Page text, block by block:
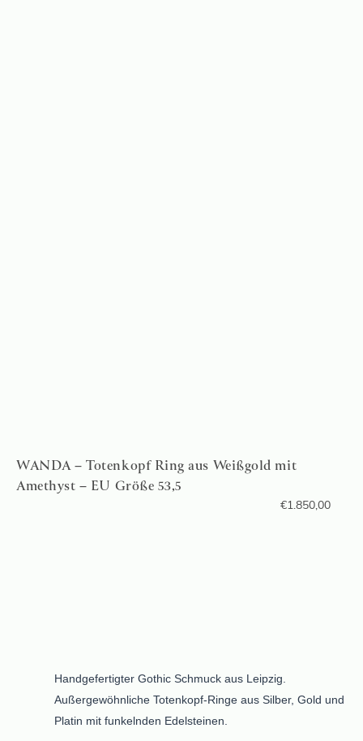
WANDA – Totenkopf Ring aus Weißgold mit
Amethyst – EU Größe 53,5
€1.850,00
Handgefertigter Gothic Schmuck aus Leipzig.
Außergewöhnliche Totenkopf-Ringe aus Silber, Gold und
Platin mit funkelnden Edelsteinen.